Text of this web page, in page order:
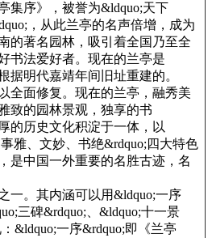
集序》，被誉为&ldquo;天下
，从此兰亭的名声倍增，成为
的著名园林，吸引着全国乃至全
书法爱好者。现在的兰亭是
据明代嘉靖年间旧址重建的。
全面修复。现在的兰亭，融秀美
致的园林景观，独享的书
的历史文化积淀于一体，以
雅、文妙、书绝&rdquo;四大特色
是中国一外重要的名胜古迹，名
一。其内涵可以用&ldquo;一序
三碑&rdquo;、&ldquo;十一景
&ldquo;一序&rdquo;即《兰亭